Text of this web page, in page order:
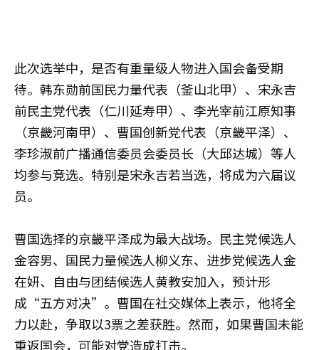
此次选举中，是否有重量级人物进入国会备受期
待。韩东勋前国民力量代表（釜山北甲）、宋永吉
前民主党代表（仁川延寿甲）、李光宰前江原知事
（京畿河南甲）、曹国创新党代表（京畿平泽）、
李珍淑前广播通信委员会委员长（大邱达城）等人
均参与竞选。特别是宋永吉若当选，将成为六届议
员。
曹国选择的京畿平泽成为最大战场。民主党候选人
金容男、国民力量候选人柳义东、进步党候选人金
在妍、自由与团结候选人黄教安加入，预计形
成“五方对决”。曹国在社交媒体上表示，他将全
力以赴，争取以3票之差获胜。然而，如果曹国未能
重返国会，可能对党造成打击。